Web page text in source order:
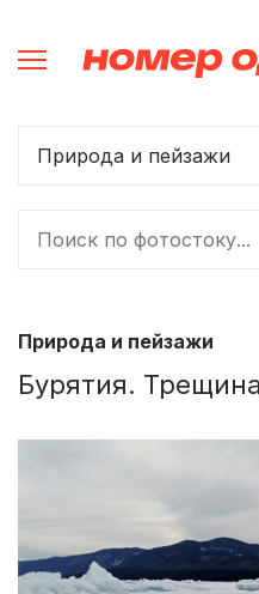
Природа и пейзажи
Бурятия.